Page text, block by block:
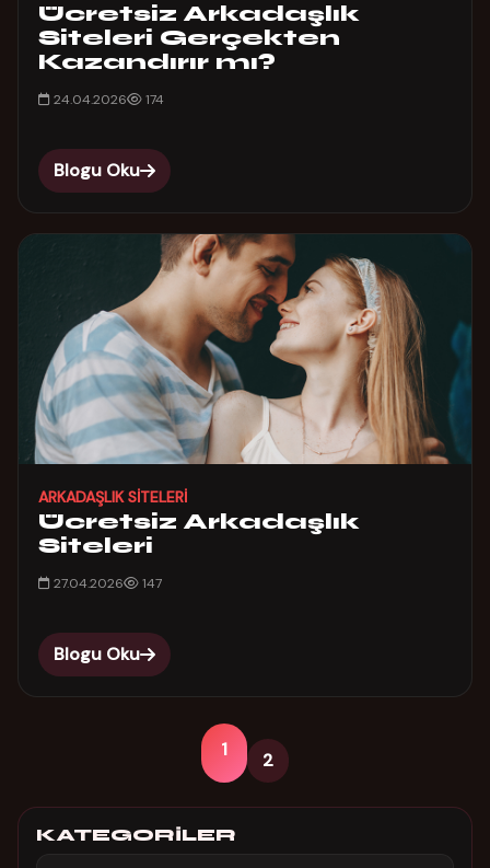
Ücretsiz Arkadaşlık
Siteleri Gerçekten
Kazandırır mı?
24.04.2026 174
Blogu Oku
ARKADAŞLIK SITELERI
Ücretsiz Arkadaşlık
Siteleri
27.04.2026 147
Blogu Oku
1 2
KATEGORILER